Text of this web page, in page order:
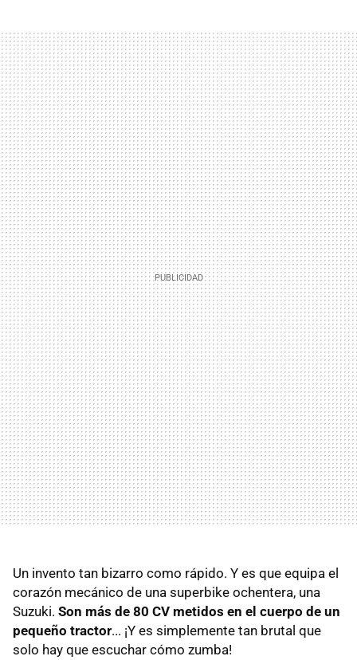
Un invento tan bizarro como rápido. Y es que equipa el
corazón mecánico de una superbike ochentera, una
Suzuki. Son más de 80 CV metidos en el cuerpo de un
pequeño tractor... ¡Y es simplemente tan brutal que
solo hay que escuchar cómo zumba!